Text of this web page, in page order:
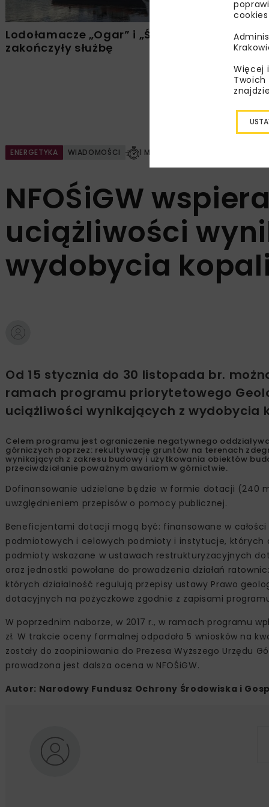
Lodołamacze „Ogar” i „Świstak”
zakończyły służbę
Wody
ENERGETYKA WIADOMOŚCI 1 MINUTA CZYTANIA
NFOŚiGW
uciążliwości
wydobycia
Od 15 stycznia do 30 listopada br.
ramach programu priorytetowego
uciążliwości wynikających z wydobycia
Celem programu jest ograniczenie negatywnego
górniczych poprzez: rekultywację gruntów na terenach
wynikających z zakresu budowy i użytkowania obiektów
przeciwdziałanie poważnym awariom w górnictwie.
Dofinansowanie udzielane będzie w formie dotacji (240
uwzględnieniem przepisów o pomocy publicznej.
Beneficjentami dotacji mogą być: finansowane w
podmiotowych i celowych podmioty i instytucje, których
podmioty wskazane w ustawach restrukturyzacyjnych
oraz jednostki powołane do prowadzenia działań
których działalność regulują przepisy ustawy Prawo
dotacyjnych na pożyczkowe zgodnie z zapisami
W poprzednim naborze, w 2017 r., w ramach programu
zł. W trakcie oceny formalnej odpadało 5 wniosków na
zostały do zaopiniowania do Prezesa Wyższego Urzędu
prowadzona jest dalsza ocena w NFOŚiGW.
Autor: Narodowy Fundusz Ochrony Środowiska i
Więcej